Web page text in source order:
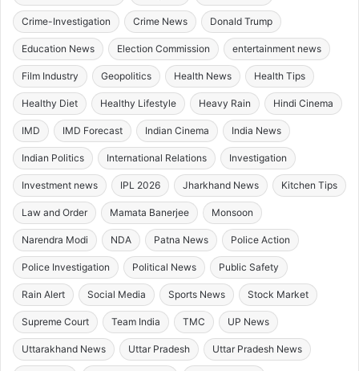
Crime-Investigation Crime News Donald Trump
Education News Election Commission entertainment news
Film Industry Geopolitics Health News Health Tips
Healthy Diet Healthy Lifestyle Heavy Rain Hindi Cinema
IMD IMD Forecast Indian Cinema India News
Indian Politics International Relations Investigation
Investment news IPL 2026 Jharkhand News Kitchen Tips
Law and Order Mamata Banerjee Monsoon
Narendra Modi NDA Patna News Police Action
Police Investigation Political News Public Safety
Rain Alert Social Media Sports News Stock Market
Supreme Court Team India TMC UP News
Uttarakhand News Uttar Pradesh Uttar Pradesh News